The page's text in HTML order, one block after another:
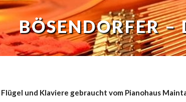
BÖSENDORFER –
und Klaviere gebraucht vom Pianohaus